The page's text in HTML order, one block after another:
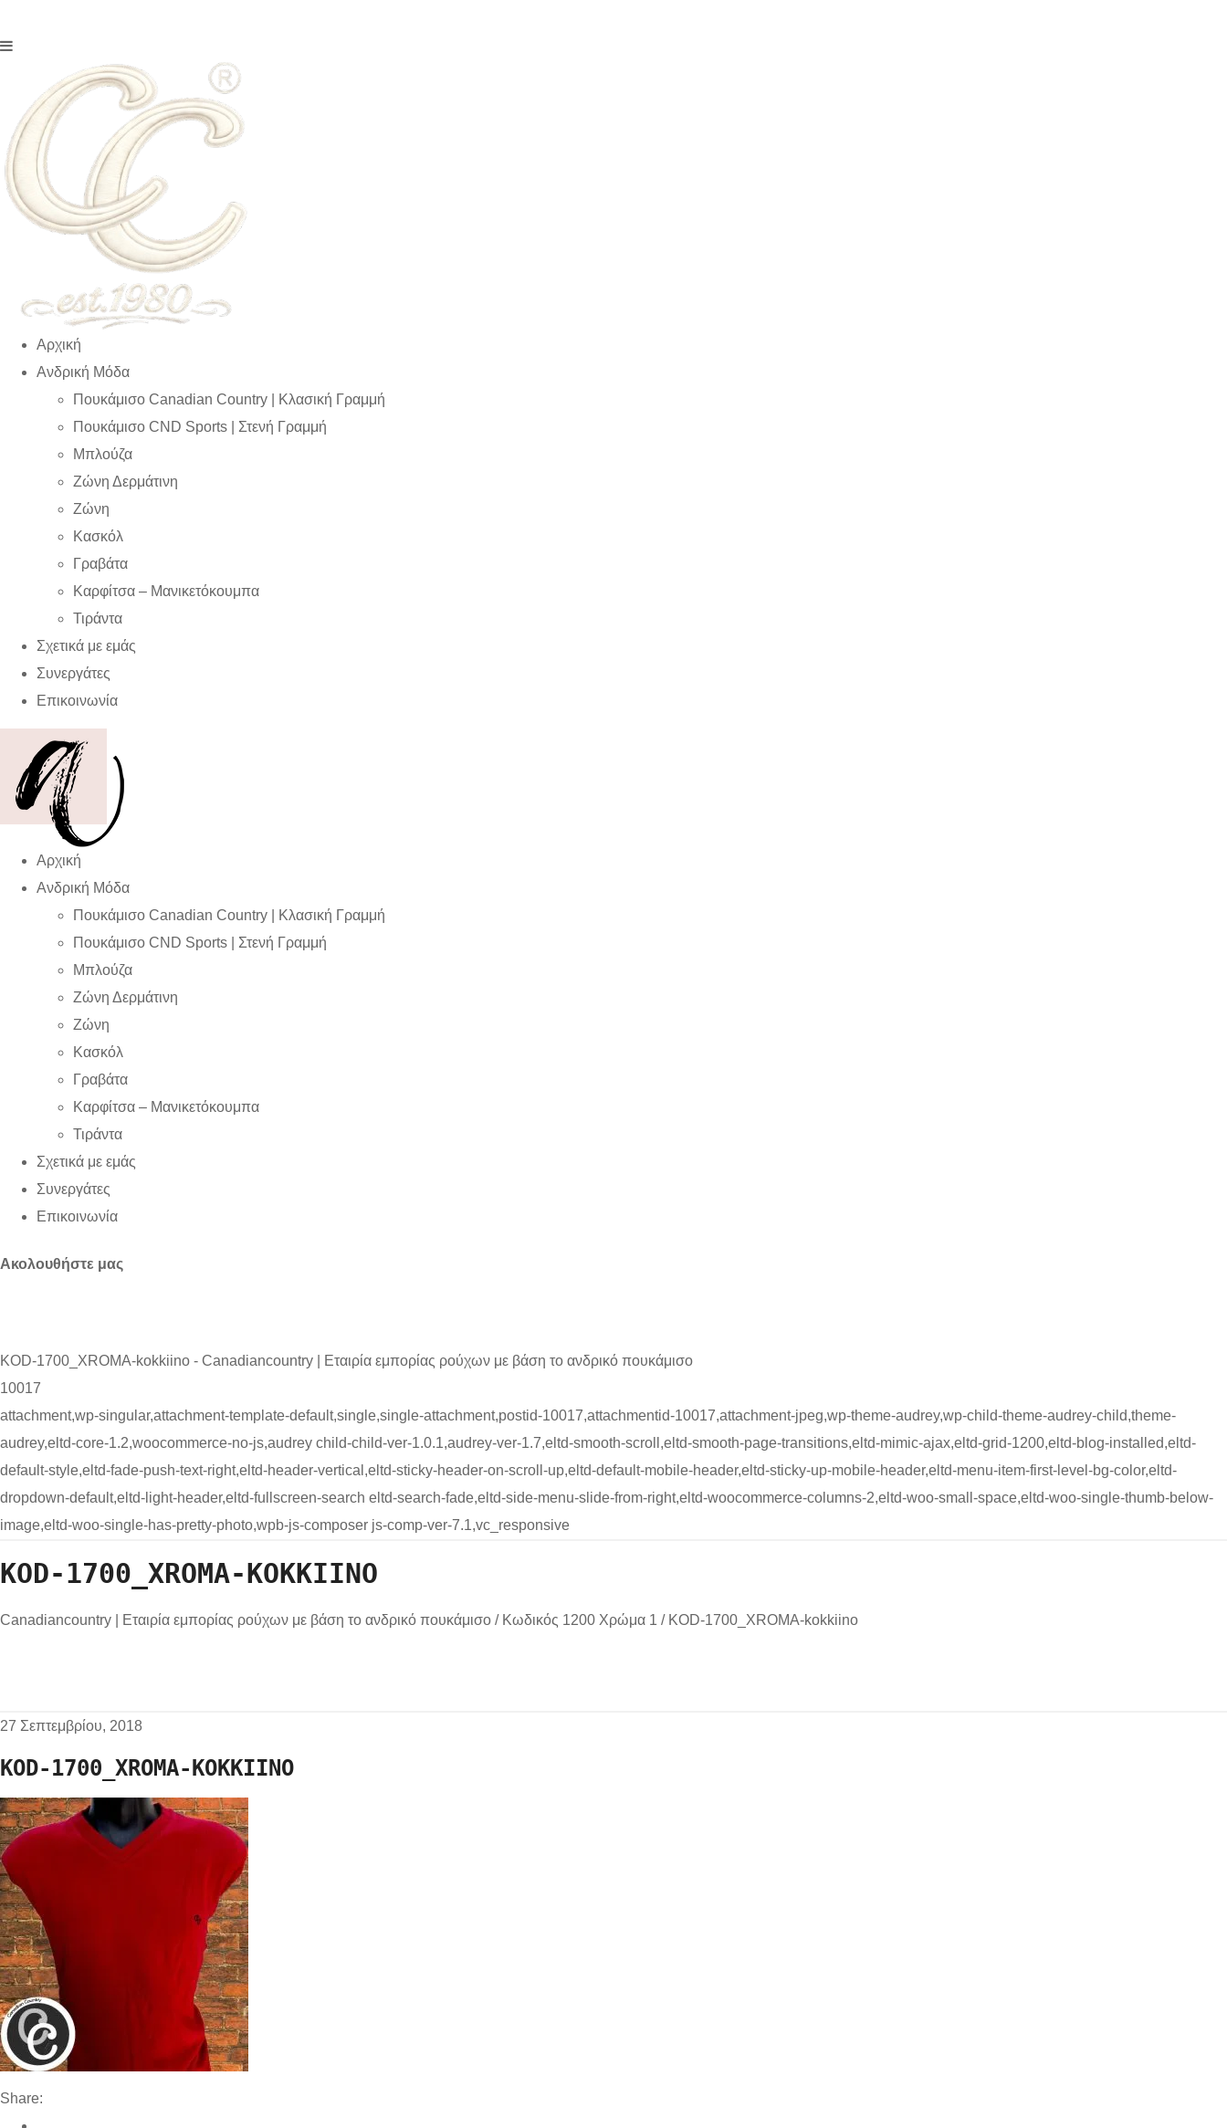
Αρχική
Ανδρική Μόδα
Πουκάμισο Canadian Country | Kλασική Γραμμή
Πουκάμισο CND Sports | Στενή Γραμμή
Μπλούζα
Ζώνη Δερμάτινη
Ζώνη
Κασκόλ
Γραβάτα
Καρφίτσα – Μανικετόκουμπα
Τιράντα
Σχετικά με εμάς
Συνεργάτες
Επικοινωνία
Αρχική
Ανδρική Μόδα
Πουκάμισο Canadian Country | Kλασική Γραμμή
Πουκάμισο CND Sports | Στενή Γραμμή
Μπλούζα
Ζώνη Δερμάτινη
Ζώνη
Κασκόλ
Γραβάτα
Καρφίτσα – Μανικετόκουμπα
Τιράντα
Σχετικά με εμάς
Συνεργάτες
Επικοινωνία
Ακολουθήστε μας
KOD-1700_XROMA-kokkiino - Canadiancountry | Εταιρία εμπορίας ρούχων με βάση το ανδρικό πουκάμισο
10017
attachment,wp-singular,attachment-template-default,single,single-attachment,postid-10017,attachmentid-10017,attachment-jpeg,wp-theme-audrey,wp-child-theme-audrey-child,theme-
audrey,eltd-core-1.2,woocommerce-no-js,audrey child-child-ver-1.0.1,audrey-ver-1.7,eltd-smooth-scroll,eltd-smooth-page-transitions,eltd-mimic-ajax,eltd-grid-1200,eltd-blog-installed,eltd-
default-style,eltd-fade-push-text-right,eltd-header-vertical,eltd-sticky-header-on-scroll-up,eltd-default-mobile-header,eltd-sticky-up-mobile-header,eltd-menu-item-first-level-bg-color,eltd-
dropdown-default,eltd-light-header,eltd-fullscreen-search eltd-search-fade,eltd-side-menu-slide-from-right,eltd-woocommerce-columns-2,eltd-woo-small-space,eltd-woo-single-thumb-below-
image,eltd-woo-single-has-pretty-photo,wpb-js-composer js-comp-ver-7.1,vc_responsive
KOD-1700_XROMA-KOKKIINO
Canadiancountry | Εταιρία εμπορίας ρούχων με βάση το ανδρικό πουκάμισο / Κωδικός 1200 Χρώμα 1 / KOD-1700_XROMA-kokkiino
27 Σεπτεμβρίου, 2018
KOD-1700_XROMA-KOKKIINO
Share: